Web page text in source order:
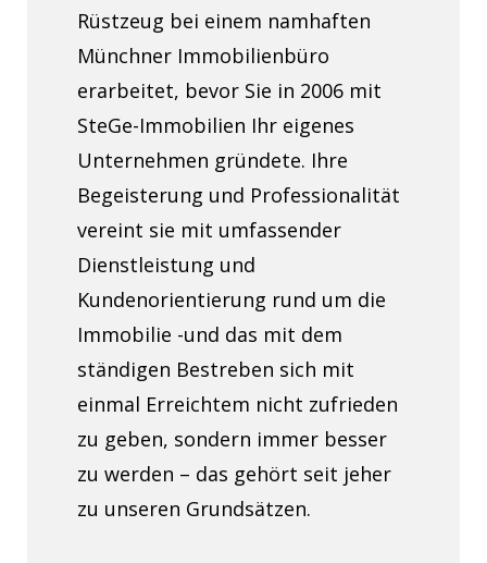
Rüstzeug bei einem namhaften
Münchner Immobilienbüro
erarbeitet, bevor Sie in 2006 mit
SteGe-Immobilien Ihr eigenes
Unternehmen gründete. Ihre
Begeisterung und Professionalität
vereint sie mit umfassender
Dienstleistung und
Kundenorientierung rund um die
Immobilie -und das mit dem
ständigen Bestreben sich mit
einmal Erreichtem nicht zufrieden
zu geben, sondern immer besser
zu werden – das gehört seit jeher
zu unseren Grundsätzen.